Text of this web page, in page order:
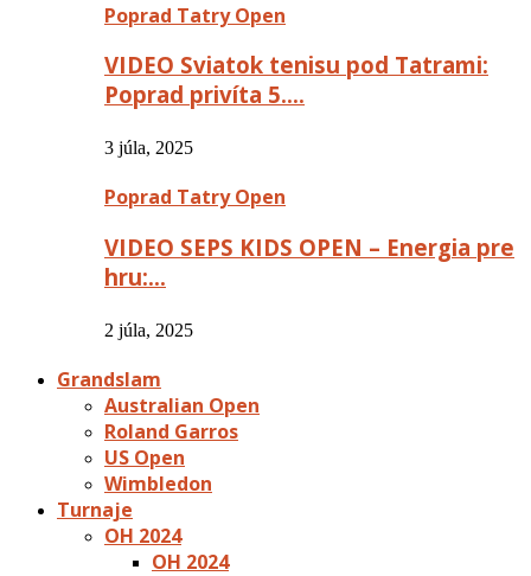
Poprad Tatry Open
VIDEO Sviatok tenisu pod Tatrami:
Poprad privíta 5….
3 júla, 2025
Poprad Tatry Open
VIDEO SEPS KIDS OPEN – Energia pre
hru:…
2 júla, 2025
Grandslam
Australian Open
Roland Garros
US Open
Wimbledon
Turnaje
OH 2024
OH 2024